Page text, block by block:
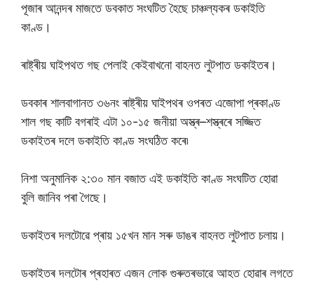
পূজাৰ আনন্দৰ মাজতে ডবকাত সংঘটিত হৈছে চাঞ্চল্যকৰ ডকাইতি
কাণ্ড।
ৰাষ্ট্ৰীয় ঘাইপথত গছ পেলাই কেইবাখনো বাহনত লুটপাত ডকাইতৰ।
ডবকাৰ শালবাগানত ৩৬নং ৰাষ্ট্ৰীয় ঘাইপথৰ ওপৰত এজোপা প্ৰকাণ্ড
শাল গছ কাটি বগৰাই এটা ১০-১৫ জনীয়া অস্ত্ৰ–শস্ত্ৰৰে সজ্জিত
ডকাইতৰ দলে ডকাইতি কাণ্ড সংঘঠিত কৰে৷
নিশা অনুমানিক ২:৩০ মান বজাত এই ডকাইতি কাণ্ড সংঘটিত হোৱা
বুলি জানিব পৰা গৈছে।
ডকাইতৰ দলটোৱে প্ৰায় ১৫খন মান সৰু ডাঙৰ বাহনত লুটপাত চলায়।
ডকাইতৰ দলটোৰ প্ৰহাৰত এজন লোক গুৰুতৰভাৱে আহত হোৱাৰ লগতে